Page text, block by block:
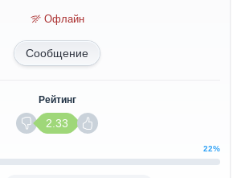
Офлайн
Сообщение
Рейтинг
2.33
22%